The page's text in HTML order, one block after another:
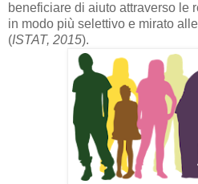
beneficiare di aiuto attraverso le
in modo più selettivo e mirato
(ISTAT, 2015).